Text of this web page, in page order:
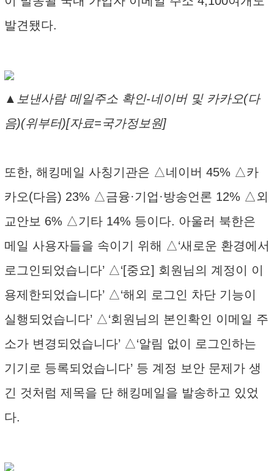
발견됐다.
▲보낸사람 메일주소 확인-네이버 및 카카오(다
음)(위부터)[자료=국가정보원]
또한, 해킹메일 사칭기관은 △네이버 45% △카
카오(다음) 23% △금융·기업·방송언론 12% △외
교안보 6% △기타 14% 등이다. 아울러 북한은
메일 사용자들을 속이기 위해 △‘새로운 환경에서
로그인되었습니다’ △‘[중요] 회원님의 계정이 이
용제한되었습니다’ △‘해외 로그인 차단 기능이
실행되었습니다’ △‘회원님의 본인확인 이메일 주
소가 변경되었습니다’ △‘알림 없이 로그인하는
기기로 등록되었습니다’ 등 계정 보안 문제가 생
긴 것처럼 제목을 단 해킹메일을 발송하고 있었
다.